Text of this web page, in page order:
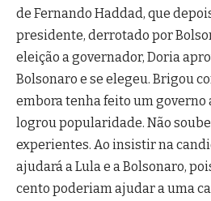
de Fernando Haddad, que
presidente, derrotado por
eleição a governador, Doria
Bolsonaro e se elegeu. Brigou
embora tenha feito um governo
logrou popularidade. Não
experientes. Ao insistir na
ajudará a Lula e a Bolsonaro,
cento poderiam ajudar a uma